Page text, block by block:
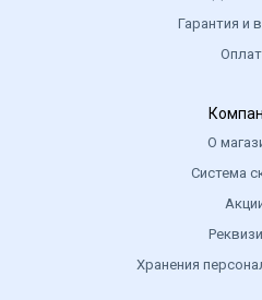
Гарантия и
О
Система
Хранения